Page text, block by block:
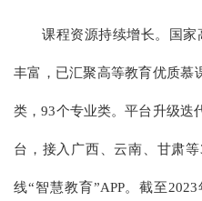
课程资源持续增长。国家
丰富，已汇聚高等教育优质慕
类，93个专业类。平台升级迭
台，接入广西、云南、甘肃
线“智慧教育”APP。截至